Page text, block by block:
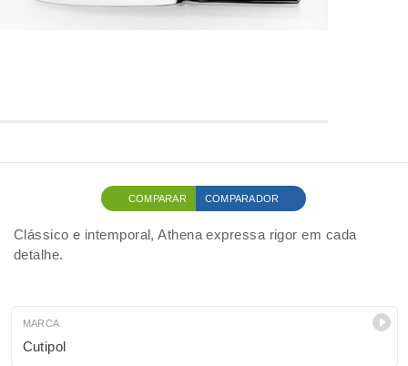
COMPARAR COMPARADOR
Clássico e intemporal, Athena expressa rigor em cada
detalhe.
MARCA
Cutipol